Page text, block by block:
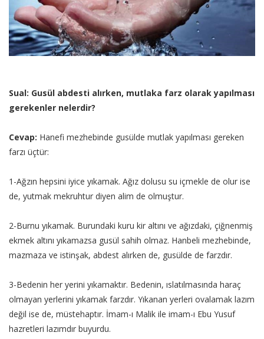
Sual: Gusül abdesti alırken, mutlaka farz olarak yapılması
gerekenler nelerdir?
Cevap: Hanefi mezhebinde gusülde mutlak yapılması gereken
farzı üçtür:
1-Ağzın hepsini iyice yıkamak. Ağız dolusu su içmekle de olur ise
de, yutmak mekruhtur diyen alim de olmuştur.
2-Burnu yıkamak. Burundaki kuru kir altını ve ağızdaki, çiğnenmiş
ekmek altını yıkamazsa gusül sahih olmaz. Hanbeli mezhebinde,
mazmaza ve istinşak, abdest alırken de, gusülde de farzdır.
3-Bedenin her yerini yıkamaktır. Bedenin, ıslatılmasında haraç
olmayan yerlerini yıkamak farzdır. Yıkanan yerleri ovalamak lazım
değil ise de, müstehaptır. İmam-ı Malik ile imam-ı Ebu Yusuf
hazretleri lazımdır buyurdu.